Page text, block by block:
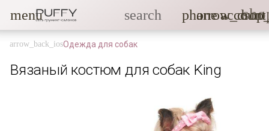
menu search phone
Одежда для собак
Вязаный костюм для собак King